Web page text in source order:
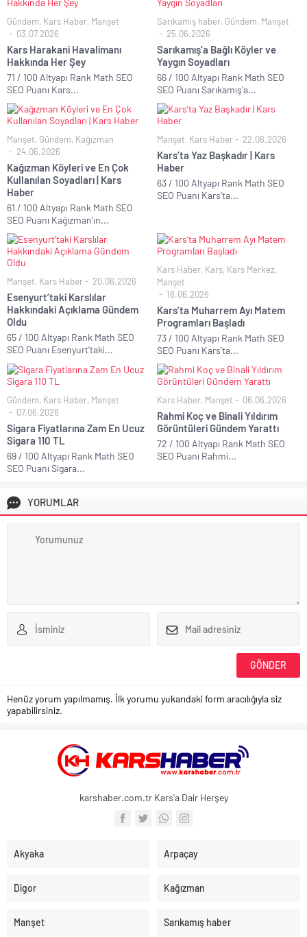
Gündem, Kars Haber, Manşet
03.07.2026
Kars Harakani Havalimanı
Hakkında Her Şey
71 / 100 Altyapı Rank Math SEO
SEO Puanı Kars...
Sarıkamış haber, Gündem, Manşet
25.06.2026
Sarıkamış’a Bağlı Köyler ve
Yaygın Soyadları
66 / 100 Altyapı Rank Math SEO
SEO Puanı Sarıkamış’a...
Manşet, Gündem, Kağızman
24.06.2026
Kağızman Köyleri ve En Çok
Kullanılan Soyadları | Kars
Haber
61 / 100 Altyapı Rank Math SEO
SEO Puanı Kağızman’ın...
Manşet, Kars Haber 22.06.2026
Kars’ta Yaz Başkadır | Kars
Haber
63 / 100 Altyapı Rank Math SEO
SEO Puanı Kars’ta...
Manşet, Kars Haber 20.06.2026
Esenyurt’taki Karslılar
Hakkındaki Açıklama Gündem
Oldu
65 / 100 Altyapı Rank Math SEO
SEO Puanı Esenyurt’taki...
Kars Haber, Kars, Kars Merkez,
Manşet
18.06.2026
Kars’ta Muharrem Ayı Matem
Programları Başladı
73 / 100 Altyapı Rank Math SEO
SEO Puanı Kars’ta...
Gündem, Kars Haber, Manşet
07.06.2026
Sigara Fiyatlarına Zam En Ucuz
Sigara 110 TL
69 / 100 Altyapı Rank Math SEO
SEO Puanı Sigara...
Kars Haber, Manşet 06.06.2026
Rahmi Koç ve Binali Yıldırım
Görüntüleri Gündem Yarattı
72 / 100 Altyapı Rank Math SEO
SEO Puanı Rahmi...
YORUMLAR
Henüz yorum yapılmamış. İlk yorumu yukarıdaki form aracılığıyla siz
yapabilirsiniz.
karshaber.com.tr Kars'a Dair Herşey
Akyaka Arpaçay
Digor Kağızman
Manşet Sarıkamış haber